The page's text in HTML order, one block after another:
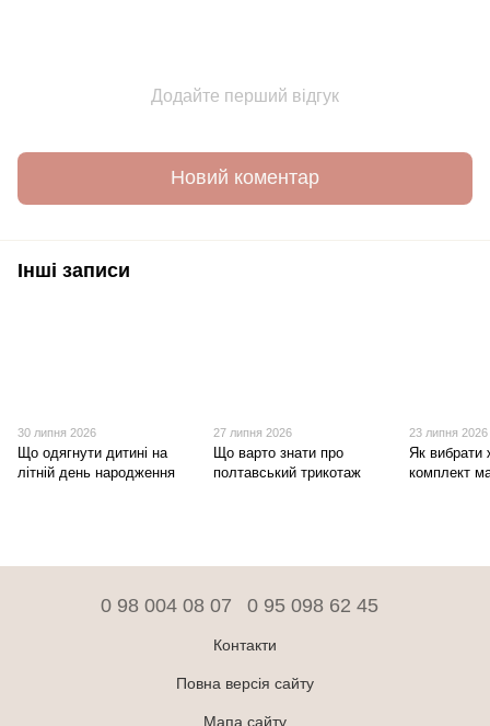
Додайте перший відгук
Новий коментар
Інші записи
30 липня 2026
Що одягнути дитині на
літній день народження
27 липня 2026
Що варто знати про
полтавський трикотаж
23 липня 2026
Як вибрати
комплект
0 98 004 08 07 0 95 098 62 45
Контакти
Повна версія сайту
Мапа сайту